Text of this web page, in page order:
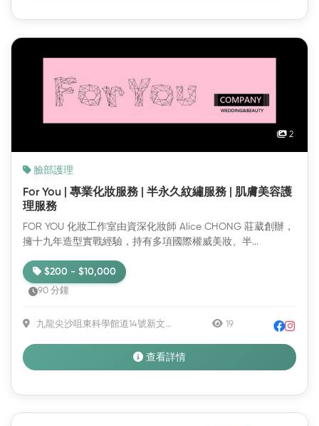
2
臉部護理
For You | 專業化妝服務 | 半永久紋繡服務 | 肌膚美容護
理服務
FOR YOU 化妝工作室由資深化妝師 Alice CHONG 莊葳創辦，
擁十九年造型實戰經驗，持有多項國際權威美妝、半...
$200 - $10,000
90 分鐘
九龍尖沙咀東科學館道14號新文... 19
查看詳情